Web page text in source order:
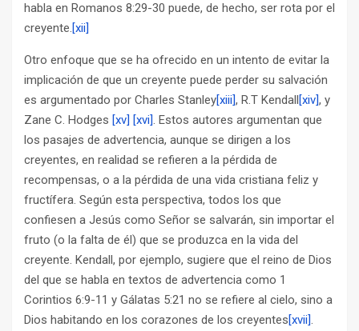
habla en Romanos 8:29-30 puede, de hecho, ser rota por el
creyente.[xii]
Otro enfoque que se ha ofrecido en un intento de evitar la
implicación de que un creyente puede perder su salvación
es argumentado por Charles Stanley[xiii], R.T Kendall[xiv], y
Zane C. Hodges [xv] [xvi]. Estos autores argumentan que
los pasajes de advertencia, aunque se dirigen a los
creyentes, en realidad se refieren a la pérdida de
recompensas, o a la pérdida de una vida cristiana feliz y
fructífera. Según esta perspectiva, todos los que
confiesen a Jesús como Señor se salvarán, sin importar el
fruto (o la falta de él) que se produzca en la vida del
creyente. Kendall, por ejemplo, sugiere que el reino de Dios
del que se habla en textos de advertencia como 1
Corintios 6:9-11 y Gálatas 5:21 no se refiere al cielo, sino a
Dios habitando en los corazones de los creyentes[xvii].